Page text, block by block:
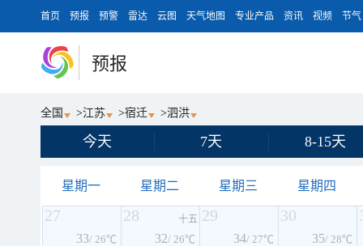
首页 预报 预警 雷达 云图 天气地图 专业产品 资讯 视频 节气
预报
全国 >江苏 >宿迁 >泗洪
今天 7天 8-15天
星期一 星期二 星期三 星期四
27
33/ 26℃
28 十五
32/ 26℃
29
34/ 27℃
30
35/ 28℃